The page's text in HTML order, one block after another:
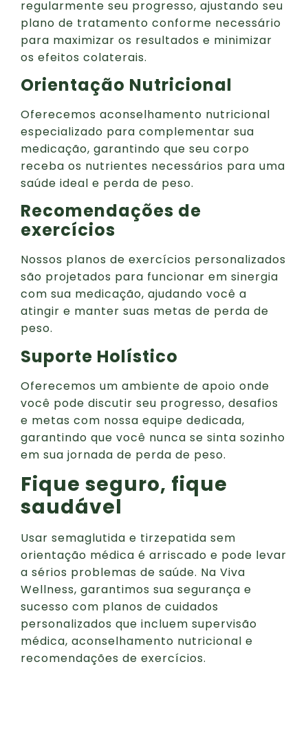
regularmente seu progresso, ajustando seu
plano de tratamento conforme necessário
para maximizar os resultados e minimizar
os efeitos colaterais.
Orientação Nutricional
Oferecemos aconselhamento nutricional
especializado para complementar sua
medicação, garantindo que seu corpo
receba os nutrientes necessários para uma
saúde ideal e perda de peso.
Recomendações de
exercícios
Nossos planos de exercícios personalizados
são projetados para funcionar em sinergia
com sua medicação, ajudando você a
atingir e manter suas metas de perda de
peso.
Suporte Holístico
Oferecemos um ambiente de apoio onde
você pode discutir seu progresso, desafios
e metas com nossa equipe dedicada,
garantindo que você nunca se sinta sozinho
em sua jornada de perda de peso.
Fique seguro, fique
saudável
Usar semaglutida e tirzepatida sem
orientação médica é arriscado e pode levar
a sérios problemas de saúde. Na Viva
Wellness, garantimos sua segurança e
sucesso com planos de cuidados
personalizados que incluem supervisão
médica, aconselhamento nutricional e
recomendações de exercícios.